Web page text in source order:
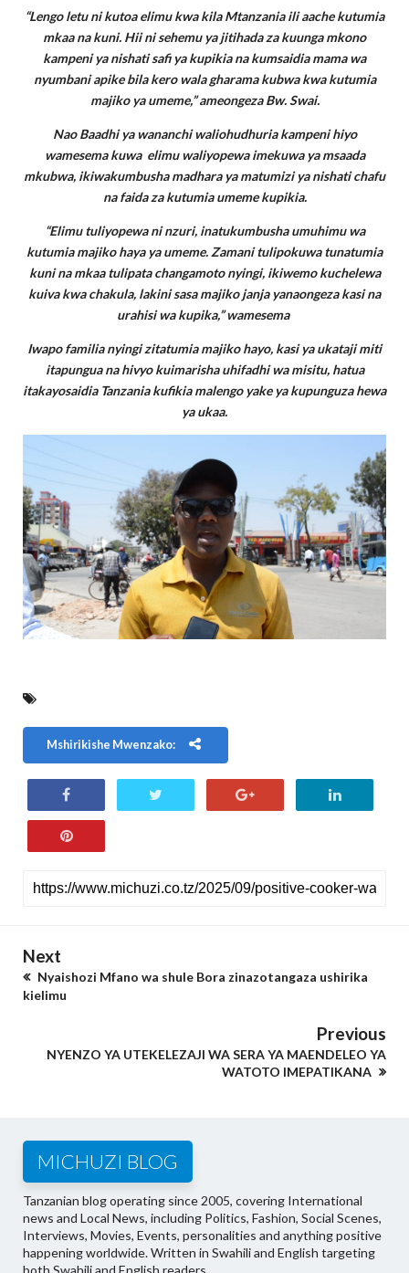
“Lengo letu ni kutoa elimu kwa kila Mtanzania ili aache kutumia
mkaa na kuni. Hii ni sehemu ya jitihada za kuunga mkono
kampeni ya nishati safi ya kupikia na kumsaidia mama wa
nyumbani apike bila kero wala gharama kubwa kwa kutumia
majiko ya umeme,” ameongeza Bw. Swai.
Nao Baadhi ya wananchi waliohudhuria kampeni hiyo
wamesema kuwa elimu waliyopewa imekuwa ya msaada
mkubwa, ikiwakumbusha madhara ya matumizi ya nishati chafu
na faida za kutumia umeme kupikia.
“Elimu tuliyopewa ni nzuri, inatukumbusha umuhimu wa
kutumia majiko haya ya umeme. Zamani tulipokuwa tunatumia
kuni na mkaa tulipata changamoto nyingi, ikiwemo kuchelewa
kuiva kwa chakula, lakini sasa majiko janja yanaongeza kasi na
urahisi wa kupika,” wamesema
Iwapo familia nyingi zitatumia majiko hayo, kasi ya ukataji miti
itapungua na hivyo kuimarisha uhifadhi wa misitu, hatua
itakayosaidia Tanzania kufikia malengo yake ya kupunguza hewa
ya ukaa.
Mshirikishe Mwenzako:
Next
Nyaishozi Mfano wa shule Bora zinazotangaza ushirika
kielimu
Previous
NYENZO YA UTEKELEZAJI WA SERA YA MAENDELEO YA
WATOTO IMEPATIKANA
MICHUZI BLOG
Tanzanian blog operating since 2005, covering International
news and Local News, including Politics, Fashion, Social Scenes,
Interviews, Movies, Events, personalities and anything positive
happening worldwide. Written in Swahili and English targeting